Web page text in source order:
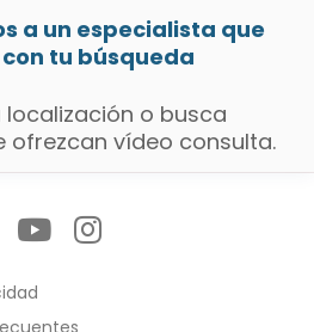
a un especialista que
tu búsqueda
o busca
ofrezcan vídeo consulta.